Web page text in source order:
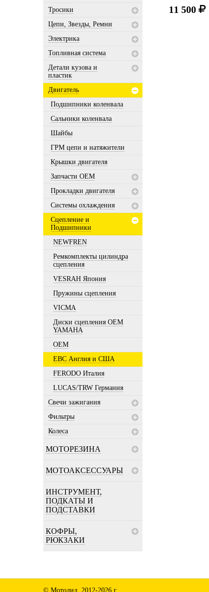
Тросики
Цепи, Звезды, Ремни
Электрика
Топливная система
Детали кузова и
пластик
Двигатель
Подшипники коленвала
Сальники коленвала
Шайбы
ГРМ цепи и натяжители
Крышки двигателя
Запчасти OEM
Прокладки двигателя
Системы охлаждения
Сцепление и
Подшипники
NEWFREN
Ремкомплекты цилиндра
сцепления
VESRAH Япония
Пружины сцепления
VICMA
Диски сцепления OEM
YAMAHA
OEM
EBC Англия и США
FERODO Италия
LUCAS/TRW Германия
Свечи зажигания
Фильтры
Колеса
МОТОРЕЗИНА
МОТОАКСЕССУАРЫ
ИНСТРУМЕНТ,
ПОДКАТЫ И
ПОДСТАВКИ
КОФРЫ,
РЮКЗАКИ
11 500
© Мотодид, 2012-2026 г.